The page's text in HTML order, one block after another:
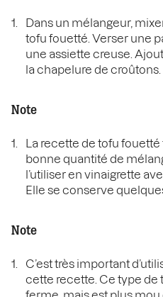
Dans un mélangeur,
tofu fouetté. Verser une
une assiette creuse.
la chapelure de croûtons.
Note
La recette de tofu
bonne quantité de
l’utiliser en vinaigrette
Elle se conserve
Note
C’est très important
cette recette. Ce type de